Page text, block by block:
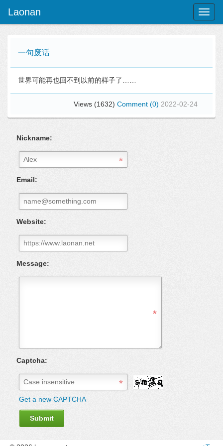
Laonan
一句废话
世界可能再也回不到以前的样子了……
Views (1632) Comment (0) 2022-02-24
Nickname:
Email:
Website:
Message:
Captcha:
Get a new CAPTCHA
Submit